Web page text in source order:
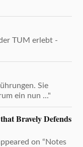
TUM erlebt -
Sie
ein nun ..."
Bravely Defends
on “Notes